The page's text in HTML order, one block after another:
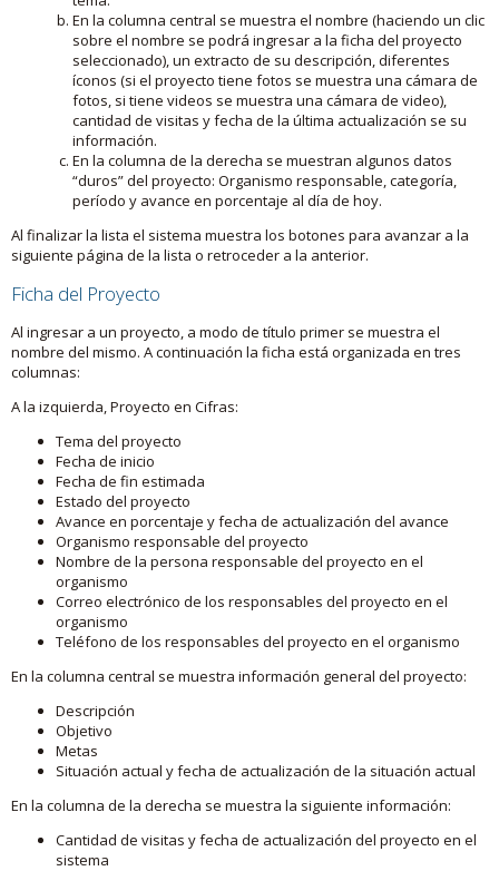
En la columna central se muestra el nombre (haciendo un clic
sobre el nombre se podrá ingresar a la ficha del proyecto
seleccionado), un extracto de su descripción, diferentes
íconos (si el proyecto tiene fotos se muestra una cámara de
fotos, si tiene videos se muestra una cámara de video),
cantidad de visitas y fecha de la última actualización se su
información.
En la columna de la derecha se muestran algunos datos
“duros” del proyecto: Organismo responsable, categoría,
período y avance en porcentaje al día de hoy.
Al finalizar la lista el sistema muestra los botones para avanzar a la
siguiente página de la lista o retroceder a la anterior.
Ficha del Proyecto
Al ingresar a un proyecto, a modo de título primer se muestra el
nombre del mismo. A continuación la ficha está organizada en tres
columnas:
A la izquierda, Proyecto en Cifras:
Tema del proyecto
Fecha de inicio
Fecha de fin estimada
Estado del proyecto
Avance en porcentaje y fecha de actualización del avance
Organismo responsable del proyecto
Nombre de la persona responsable del proyecto en el
organismo
Correo electrónico de los responsables del proyecto en el
organismo
Teléfono de los responsables del proyecto en el organismo
En la columna central se muestra información general del proyecto:
Descripción
Objetivo
Metas
Situación actual y fecha de actualización de la situación actual
En la columna de la derecha se muestra la siguiente información:
Cantidad de visitas y fecha de actualización del proyecto en el
sistema